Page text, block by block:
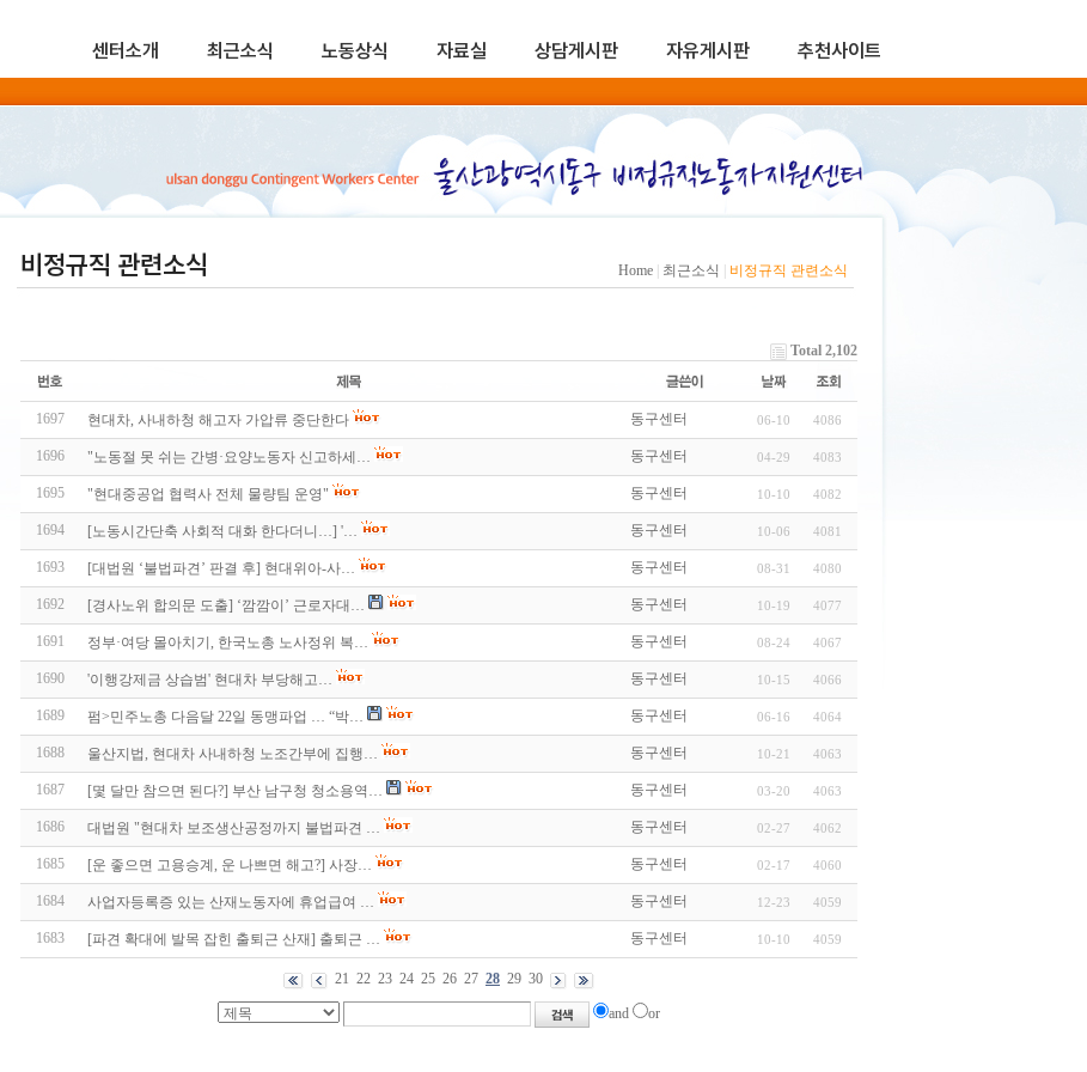
센터소개 최근소식 노동상식 자료실 상담게시판 자유게시판 추천사이트
비정규직 관련소식 Home 최근소식 비정규직 관련소식
Total 2,102
1697 현대차, 사내하청 해고자 가압류 중단한다 동구센터 06-10 4086
1696 "노동절 못 쉬는 간병·요양노동자 신고하세… 동구센터 04-29 4083
1695 "현대중공업 협력사 전체 물량팀 운영" 동구센터 10-10 4082
1694 [노동시간단축 사회적 대화 한다더니…] '… 동구센터 10-06 4081
1693 [대법원 ‘불법파견’ 판결 후] 현대위아-사… 동구센터 08-31 4080
1692 [경사노위 합의문 도출] ‘깜깜이’ 근로자대… 동구센터 10-19 4077
1691 정부·여당 몰아치기, 한국노총 노사정위 복… 동구센터 08-24 4067
1690 '이행강제금 상습범' 현대차 부당해고… 동구센터 10-15 4066
1689 펌>민주노총 다음달 22일 동맹파업 … “박… 동구센터 06-16 4064
1688 울산지법, 현대차 사내하청 노조간부에 집행… 동구센터 10-21 4063
1687 [몇 달만 참으면 된다?] 부산 남구청 청소용역… 동구센터 03-20 4063
1686 대법원 "현대차 보조생산공정까지 불법파견 … 동구센터 02-27 4062
1685 [운 좋으면 고용승계, 운 나쁘면 해고?] 사장… 동구센터 02-17 4060
1684 사업자등록증 있는 산재노동자에 휴업급여 … 동구센터 12-23 4059
1683 [파견 확대에 발목 잡힌 출퇴근 산재] 출퇴근 … 동구센터 10-10 4059
21 22 23 24 25 26 27 28 29 30
and or